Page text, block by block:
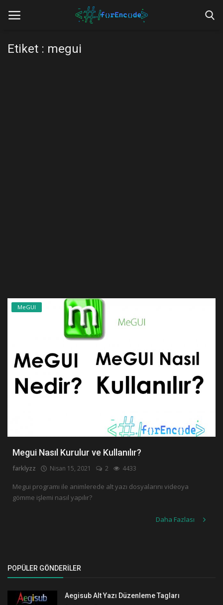
Etiket : megui
MeGUI
Megui Nasıl Kurulur ve Kullanılır?
farklyzz Nisan 15, 2021 2 4433
Megui programı ile animlerede alt yazı dosyalarını videoya
gömme işlemi nasıl yapılır?
Daha Fazlası
POPÜLER GÖNDERILER
Aegisub Alt Yazı Düzenleme Tagları